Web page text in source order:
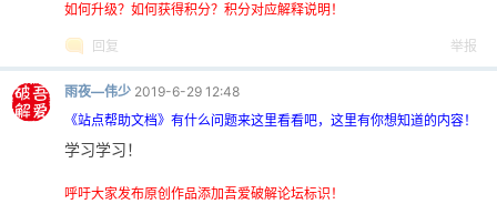
如何升级？如何获得积分？积分对应解释说明！
回复 举报
雨夜—伟少 2019-6-29 12:48
《站点帮助文档》有什么问题来这里看看吧，这里有你想知道的内容！
学习学习！
呼吁大家发布原创作品添加吾爱破解论坛标识！